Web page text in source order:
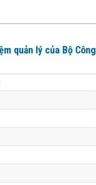
quản lý của Bộ Công